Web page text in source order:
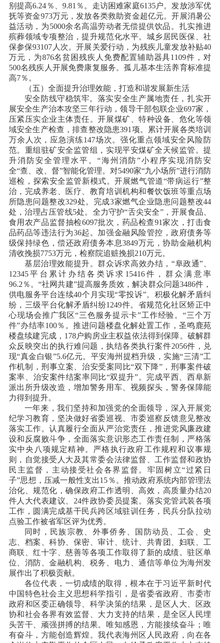
别提高6.24％、9.81％。走访困难家庭6135户。发放涉军优
抚等资金973万元，发放各类救助资金超亿元。开展消暑公
益活动，为5000余名高温劳动者无偿提供饮品。扎实推进
殡葬领域专项整治，提升规范化水平。城乡居民医保、社
保参保93107人次。开展关爱行动，为残疾儿童发放补贴40
万元，为876名贫困残疾人免费配置辅助器具1109件，对
500名残疾人开展免费康复服务。孤儿基本生活养育标准提
高7％。
（五）全面提升治理效能，打造和谐发展新生活
安全防线守稳筑牢。落实安全生产属地责任，扎实开
展安全生产治本攻坚三年行动，领导干部包联企业697家，
压紧压实企业主体责任。开展煤矿、特种设备、危化等领
域安全生产检查，排查整改隐患391项。累计开展各类培训
万余人次，应急演练147场次。强化重点领域安全风险防
范。重组驻矿安全监管组，实现平安煤矿全天候监管。提
升消防安全管理水平。“海州消防”小程序实现消防安
全“查、改、督”智能化管理。对5490家“九小场所”进行消防
巡检，探索安全监管新模式。开展燃气管道“带病运行”整
治，完成养老、医疗、教育培训机构和餐饮饭班等重点场
所隐患问题整改329处。完成3家燃气企业隐患问题整改44
处，治理占压管线5处。全力守护“舌尖安全”，开展食品、
食用农产品监督抽检6097批次，药品检查91家次，打击食
品药品等违法行为36起。加强金融风险管控，政府债务等
级保持绿色，偿还政府债务本息3849万元，协助金融机构
清收挽损7753万元，检察院追赃挽损210万元。
基层治理效能提升。群众诉求高效办结，“阜政通”、
12345平台累计办结各类诉求15416件，群众满意率
96.2％。“社网共建”提高服务质效，解决群众问题3486件，
供电服务平台连续40个月实现“零投诉”。积极化解矛盾纠
纷，三级平台化解矛盾纠纷1249件。省规范化社区矫正中
心现场会推广我区“三色服务提示卡”工作经验。“三个万
件”办结率100％。推进问题楼盘化解处置工作，圣鸣鹿苑
楼盘续建完成，178户购房业主权益依法得到保障。破解群
众反映突出的执行难问题，执结各类执行案件2056件，兑
现“真金白银”5.6亿元。平安海州提档升级，实施“三清”工
作机制，刑事立案、治安受案同比“双下降”，刑事案件破
案率、治安案件结案率同比“双提升”。完成平西、西阜新
派出所升级改造，增加警务用车、视频探头，警务保障能
力得到提升。
一年来，我们坚持和加强党的全面领导，深入开展党
纪学习教育，坚决做好省委巡视、市委巡察反馈意见整改
落实工作。认真履行全面从严治党责任，推进党风廉政建
设和反腐败斗争，全面落实意识形态工作责任制，严格落
实中央八项规定精神。严格执行政府工作规程和议事规
则，自觉接受人大及其常委会法律监督、工作监督和政协
民主监督，主动接受社会各界监督。牢固树立“过紧日
子”思想，压减一般性支出15％。推动政府系统内部管理法
治化、规范化，确保政府工作透明、高效，高质量办结20
件人大代表建议、24件政协委员提案。落实党管武装各项
工作，圆满完成基干民兵跨区域驻训任务，民兵分队拉动
点验工作被省军区评为优秀。
同时，民族宗教、外事侨务、国防动员、工会、史
志、档案、科协、保密、审计、统计、共青团、妇联、工
商联、红十字、慈善等各项工作取得了新的成绩。驻区单
位、消防、金融机构、税务、电力、通信等单位为海州发
展作出了积极贡献。
各位代表，一切成绩的取得，根本在于习近平新时代
中国特色社会主义思想科学指引，是省委省政府、市委市
政府和区委正确领导、科学决策的结果，是区人大、区政
协和社会各界有效监督、大力支持的结果，是全区人民埋
头苦干、顽强拼搏的结果。唯知感恩，方能接续奋斗；唯
有奋斗，方能创造辉煌。我代表海州区人民政府，向在各